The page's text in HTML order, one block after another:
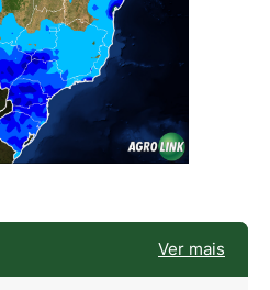
Ver mais